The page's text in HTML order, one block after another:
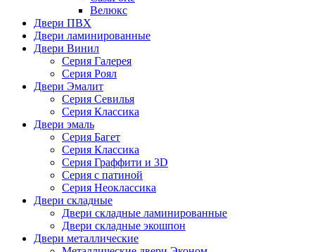
Велюкс
Двери ПВХ
Двери ламинированные
Двери Винил
Серия Галерея
Серия Роял
Двери Эмалит
Серия Севилья
Серия Классика
Двери эмаль
Серия Багет
Серия Классика
Серия Граффити и 3D
Серия с патиной
Серия Неоклассика
Двери складные
Двери складные ламинированные
Двери складные экошпон
Двери металлические